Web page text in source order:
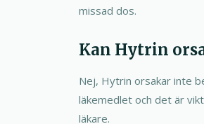
missad dos.
Kan Hytrin
Nej, Hytrin orsakar inte
läkemedlet och det är
läkare.